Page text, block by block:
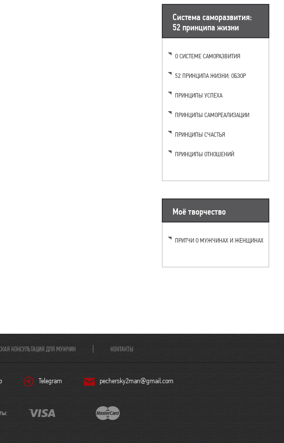
Система саморазвития:
52 принципа жизни
О СИСТЕМЕ САМОРАЗВИТИЯ
52 ПРИНЦИПА ЖИЗНИ: ОБЗОР
ПРИНЦИПЫ УСПЕХА
ПРИНЦИПЫ САМОРЕАЛИЗАЦИИ
ПРИНЦИПЫ СЧАСТЬЯ
ПРИНЦИПЫ ОТНОШЕНИЙ
Моё творчество
ПРИТЧИ О МУЖЧИНАХ И ЖЕНЩИНАХ
КОНСУЛЬТАЦИЯ ДЛЯ МУЖЧИН КОНТАКТЫ
Telegram pechersky2man@gmail.com